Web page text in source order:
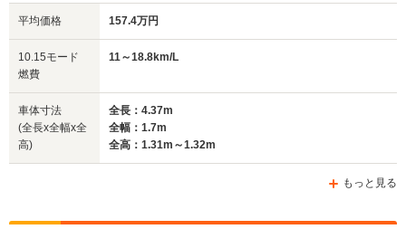
サイズ
(全長x全幅x全高)
全幅
1.7m
平均価格 157.4万円
10.15モード
燃費
11～18.8km/L
車体寸法
(全長x全幅x全
高)
全長：4.37m
全幅：1.7m
全高：1.31m～1.32m
もっと見る